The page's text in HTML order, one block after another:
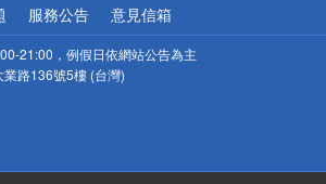
服務公告 意見信箱
21:00，例假日依網站公告為主
業路136號5樓 (台灣)